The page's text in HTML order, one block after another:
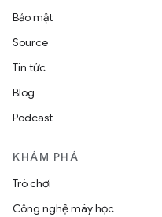
Bảo mật
Source
Tin tức
Blog
Podcast
KHÁM PHÁ
Trò chơi
Công nghệ máy học